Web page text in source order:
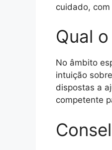
cuidado,
Qual
No âmbito
intuição
dispostas a
competente